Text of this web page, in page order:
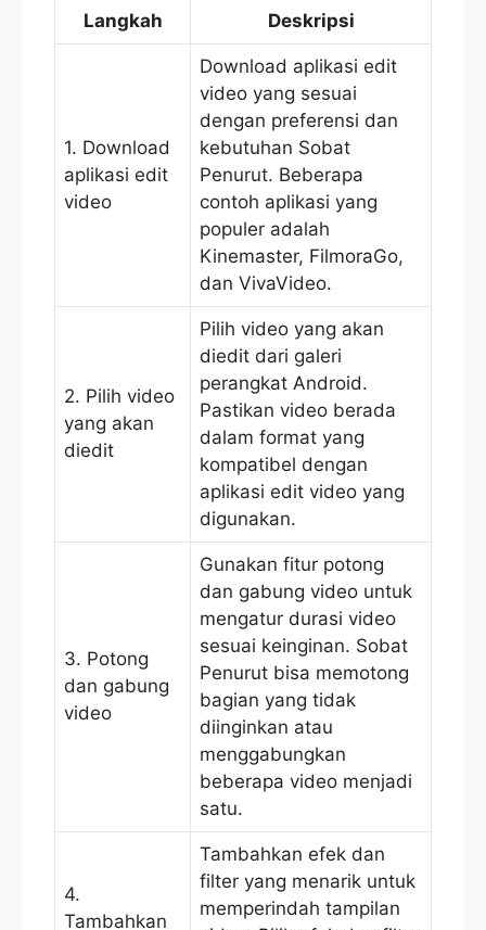
Langkah Deskripsi
1. Download
aplikasi edit
video
Download aplikasi edit
video yang sesuai
dengan preferensi dan
kebutuhan Sobat
Penurut. Beberapa
contoh aplikasi yang
populer adalah
Kinemaster, FilmoraGo,
dan VivaVideo.
2. Pilih video
yang akan
diedit
Pilih video yang akan
diedit dari galeri
perangkat Android.
Pastikan video berada
dalam format yang
kompatibel dengan
aplikasi edit video yang
digunakan.
3. Potong
dan gabung
video
Gunakan fitur potong
dan gabung video untuk
mengatur durasi video
sesuai keinginan. Sobat
Penurut bisa memotong
bagian yang tidak
diinginkan atau
menggabungkan
beberapa video menjadi
satu.
4.
Tambahkan
Tambahkan efek dan
filter yang menarik untuk
memperindah tampilan